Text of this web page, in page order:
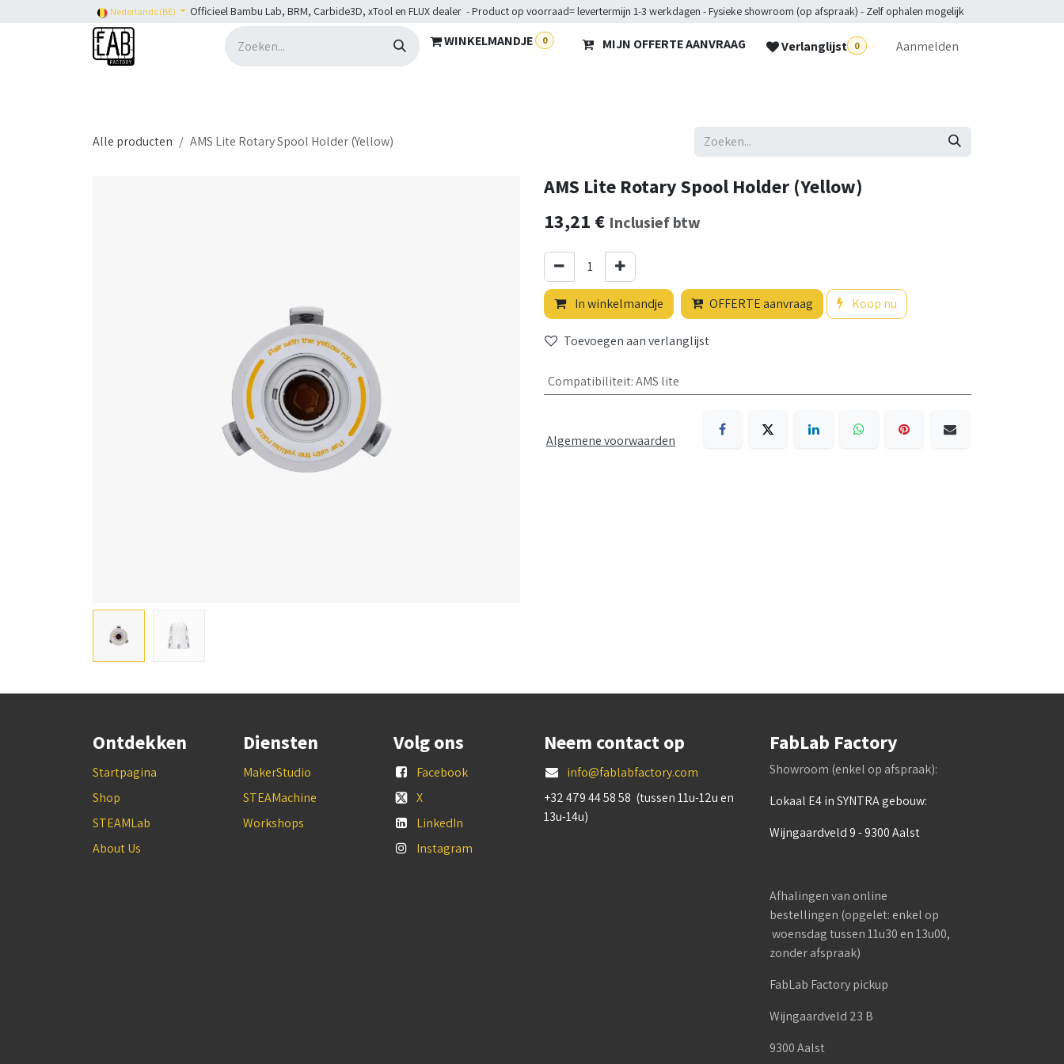
Overslaan naar inhoudNederlands (BE) Officieel Bambu Lab, BRM, Carbide3D, xTool en FLUX dealer - Product op voorraad= levertermijn 1-3 werkdagen - Fysieke showroom (op afspraak) - Zelf ophalen mogelijk
WINKELMANDJE 0 MIJN OFFERTE AANVRAAG Verlanglijst 0 Aanmelden
Alle producten AMS Lite Rotary Spool Holder (Yellow)
AMS Lite Rotary Spool Holder (Yellow)
13,21 € Inclusief btw
In winkelmandje OFFERTE aanvraag Koop nu
Toevoegen aan verlanglijst
Compatibiliteit:AMS lite
Algemene voorwaarden
Ontdekken
Startpagina
Shop
STEAMLab
About Us
Diensten
MakerStudio
STEAMachine
Workshops
Volg ons
Facebook
X
LinkedIn
Instagram
Neem contact op
info@fablabfactory.com
+32 479 44 58 58 (tussen 11u-12u en
13u-14u)
FabLab Factory
Showroom (enkel op afspraak):
Lokaal E4 in SYNTRA gebouw:
Wijngaardveld 9 - 9300 Aalst
Afhalingen van online
bestellingen (opgelet: enkel op
woensdag tussen 11u30 en 13u00,
zonder afspraak)
FabLab Factory pickup
Wijngaardveld 23 B
9300 Aalst